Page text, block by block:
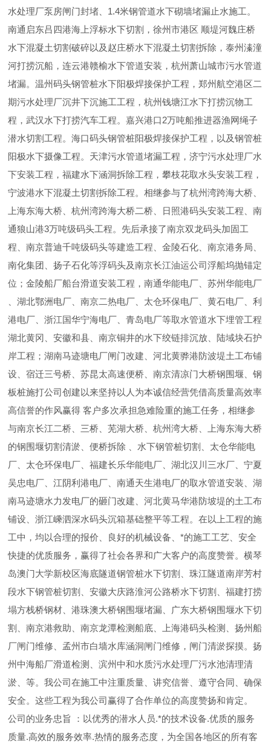
水处理厂泵房闸门封堵、1.4米钢管道水下砌墙堵漏止水施工。
南通启东吕四港海上浮标水下切割，徐州市港区 顺堤河魏庄桥
水下混凝土切割破碎以及赵庄桥水下混凝土切割拆除，泰州溱潼
河打捞沉船，连云港赣榆水下管道安装，杭州萧山城市污水管道
堵漏。温州码头钢管桩水下阳极焊接保护工程，郑州航空港区二
期污水处理厂沉井下沉施工工程，杭州钱塘江水下打捞沉物工
程，武汉水下打捞汽车工程。嘉兴港口2万吨船推进器渔网绳子
潜水切割工程。海口码头钢管桩阳极焊接保护工程，以及钢管桩
阳极水下摄像工程。天津污水管道堵漏工程，济宁污水处理厂水
下安装工程，福建水下涵洞拆除工程，攀枝花取水头安装工程，
宁波港水下混凝土切割拆除工程。相继参与了杭州湾跨海大桥、
上海东海大桥、杭州湾跨海大桥二桥、日照港码头安装工程、南
通狼山港3万吨级码头工程。先后承接了南京双龙码头加固工
程、南京普迪千吨级码头等建造工程、金陵石化、南京港务局、
南化集团、扬子石化等浮码头及南京长江油运公司浮船坞抛锚定
位；金陵船厂船台滑道安装工程，南通华能电厂、苏州华能电厂
、湖北鄂洲电厂、南京二热电厂、太仓环保电厂、黄石电厂、利
港电厂、浙江国华宁海电厂、青岛电厂等取水管道水下埋管工程
湖北黄冈、安徽和县、南京铜井的水下绞链排沉放、陆域块石护
岸工程；湖南马迹塘电厂闸门改建、河北黄骅港防波堤土工布铺
设、宿迁三号桥、苏昆太高速便桥、南京清凉门大桥钢围堰、钢
板桩施打公司创建以来坚持以人为本诚信经营凭借高质量高效率
高信誉的作风赢得 客户多次承担急难险重的施工任务，相继参
与南京长江二桥、三桥、芜湖大桥、杭州湾大桥、上海东海大桥
的钢围堰切割清淤、便桥拆除 、水下钢管桩切割、太仓华能电
厂、太仓环保电厂、福建长乐华能电厂、湖北汉川三水厂、宁夏
吴忠电厂、江阴利港电厂、南通天生港电厂的取水管道安装、湖
南马迹塘水力发电厂的砸门改建、河北黄马华港防坡堤的土工布
铺设、浙江嵊泗深水码头沉箱基础整平等工程。在以上工程的施
工中，均以合理的报价、良好的机械设备、*的施工工艺、安全
快捷的优质服务，赢得了社会各界和广大客户的高度赞誉。横琴
岛澳门大学新校区海底隧道钢管桩水下切割、珠江隧道南岸芳村
段水下钢管桩切割、安徽大庆路淮河公路桥水下切割、福建打捞
塌方栈桥钢材、港珠澳大桥钢围堰堵漏、广东大桥钢围堰水下切
割、南京港救助、南京龙潭检测船底、上海港码头检测、扬州船
厂闸门维修、孟州市白墙水库涵洞闸门维修，闸门清淤探摸。扬
州中海船厂滑道检测、滨州中和水质污水处理厂污水池清理清
淤、等。我公司在施工中注重质量、讲究信誉、遵守合同、确保
安全。这些工程为我公司赢得了合作单位的高度赞扬和肯定。
公司的业务忠旨 ：以优秀的潜水人员.*的技术设备.优质的服务
质量.高效的服务效率.热情的服务态度，为全国各地区的所有客